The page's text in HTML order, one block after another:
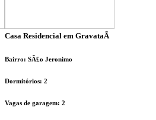
Casa Residencial em GravataÃ­
Bairro: SÃ£o Jeronimo
Dormitórios: 2
Vagas de garagem: 2